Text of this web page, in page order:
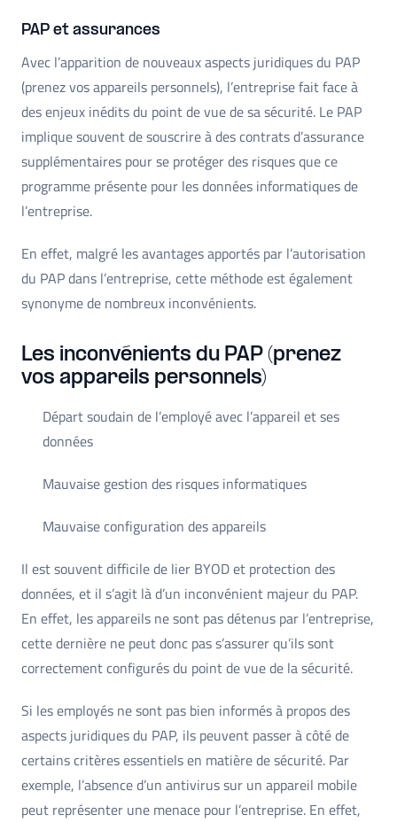
PAP et assurances
Avec l’apparition de nouveaux aspects juridiques du PAP
(prenez vos appareils personnels), l’entreprise fait face à
des enjeux inédits du point de vue de sa sécurité. Le PAP
implique souvent de souscrire à des contrats d’assurance
supplémentaires pour se protéger des risques que ce
programme présente pour les données informatiques de
l’entreprise.
En effet, malgré les avantages apportés par l’autorisation
du PAP dans l’entreprise, cette méthode est également
synonyme de nombreux inconvénients.
Les inconvénients du PAP (prenez
vos appareils personnels)
Départ soudain de l’employé avec l’appareil et ses
données
Mauvaise gestion des risques informatiques
Mauvaise configuration des appareils
Il est souvent difficile de lier BYOD et protection des
données, et il s’agit là d’un inconvénient majeur du PAP.
En effet, les appareils ne sont pas détenus par l’entreprise,
cette dernière ne peut donc pas s’assurer qu’ils sont
correctement configurés du point de vue de la sécurité.
Si les employés ne sont pas bien informés à propos des
aspects juridiques du PAP, ils peuvent passer à côté de
certains critères essentiels en matière de sécurité. Par
exemple, l’absence d’un antivirus sur un appareil mobile
peut représenter une menace pour l’entreprise. En effet,